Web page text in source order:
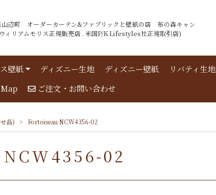
山辺町 オーダーカーテン&ファブリックと壁紙の店 布の森キャン
ィリアムモリス正規販売店 . 米国P/K Lifestyles社正規取引店)
壁紙 ディズニー生地 ディズニー壁紙 リバティ生地
ご注文・お問い合わせ
品) > Fortoiseau NCW4356-02
02